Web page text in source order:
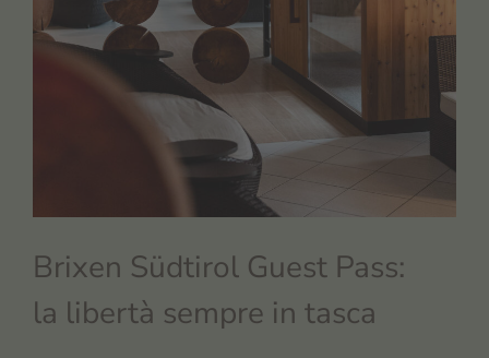
Brixen Südtirol Guest Pass:
la libertà sempre in tasca